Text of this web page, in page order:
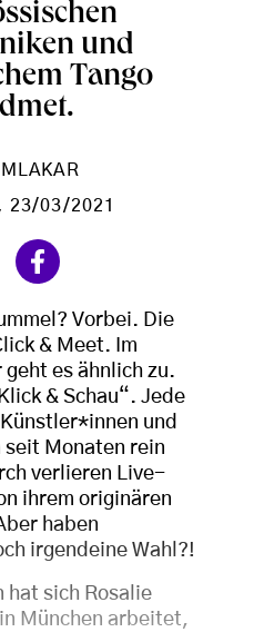
und
Tango
, 23/03/2021
Vorbei. Die
& Meet. Im
es ähnlich zu.
& Schau“. Jede
und
seit Monaten rein
verlieren Live-
ihrem originären
haben
irgendeine Wahl?!
hat sich Rosalie
München arbeitet,